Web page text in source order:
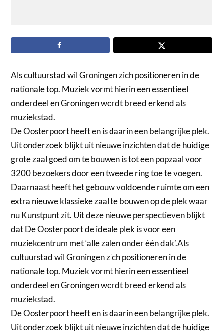
Als cultuurstad wil Groningen zich positioneren in de
nationale top. Muziek vormt hierin een essentieel
onderdeel en Groningen wordt breed erkend als
muziekstad.
De Oosterpoort heeft en is daarin een belangrijke plek.
Uit onderzoek blijkt uit nieuwe inzichten dat de huidige
grote zaal goed om te bouwen is tot een popzaal voor
3200 bezoekers door een tweede ring toe te voegen.
Daarnaast heeft het gebouw voldoende ruimte om een
extra nieuwe klassieke zaal te bouwen op de plek waar
nu Kunstpunt zit. Uit deze nieuwe perspectieven blijkt
dat De Oosterpoort de ideale plek is voor een
muziekcentrum met ‘alle zalen onder één dak’.Als
cultuurstad wil Groningen zich positioneren in de
nationale top. Muziek vormt hierin een essentieel
onderdeel en Groningen wordt breed erkend als
muziekstad.
De Oosterpoort heeft en is daarin een belangrijke plek.
Uit onderzoek blijkt uit nieuwe inzichten dat de huidige